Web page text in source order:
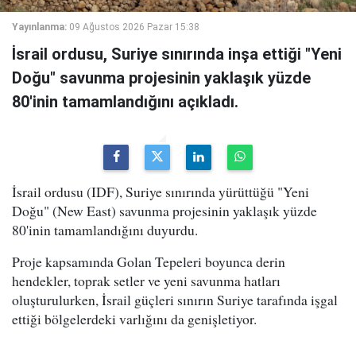
Yayınlanma: 09 Ağustos 2026 Pazar 15:38
İsrail ordusu, Suriye sınırında inşa ettiği "Yeni
Doğu" savunma projesinin yaklaşık yüzde
80'inin tamamlandığını açıkladı.
İsrail ordusu (IDF), Suriye sınırında yürüttüğü "Yeni
Doğu" (New East) savunma projesinin yaklaşık yüzde
80'inin tamamlandığını duyurdu.
Proje kapsamında Golan Tepeleri boyunca derin
hendekler, toprak setler ve yeni savunma hatları
oluşturulurken, İsrail güçleri sınırın Suriye tarafında işgal
ettiği bölgelerdeki varlığını da genişletiyor.